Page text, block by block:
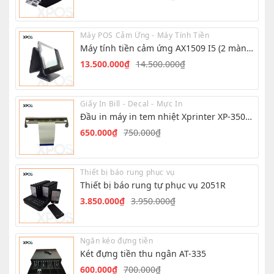
là:
4.850.000₫.
tại
là:
4.600.000₫.
Máy POS Cảm Ứng - Máy Tính Tiền
Máy tính tiền cảm ứng AX1509 I5 (2 màn
hình)
14.500.000₫
Giá
là:
14.500.000₫.
13.500.000₫
Giá
tại
là:
13.500.000₫.
Giấy In Bill - Decal - Mực In
Đầu in máy in tem nhiệt Xprinter XP-350B/
XP-350BM 750.000₫
Giá
là:
750.000₫.
650.000₫
Giá
tại
là:
Thiết bị báo rung phục vụ
Thiết bị báo rung tự phục vụ 2051R
3.950.000₫
Giá
là:
3.950.000₫.
3.850.000₫
Giá
tại
là:
3.850.000₫.
Ngăn kéo đựng tiền
Két đựng tiền thu ngân AT-335
700.000₫
600.000₫